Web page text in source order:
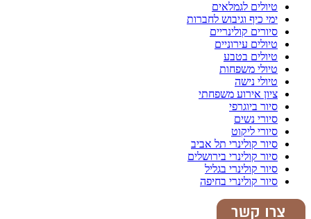
טיולים לגמלאים
ימי כיף וגיבוש לחברות
סיורים קולינריים
טיולים עירוניים
טיולים בטבע
טיולי משפחות
טיולי נישה
ציון אירוע משפחתי
סיור ביוגרפי
סיורי נשים
סיורי ליקוט
סיור קולינרי תל אביב
סיור קולינרי בירושלים
סיור קולינרי בגליל
סיור קולינרי בחיפה